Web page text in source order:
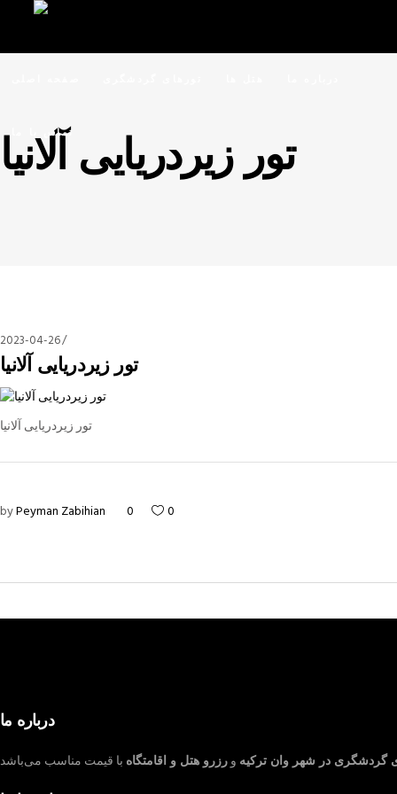
تماس با ما
تور زیردریایی آلانیا
2023-04-26
تور زیردریایی آلانیا
تور زیردریایی آلانیا
byPeyman Zabihian 0 0
درباره ما
گردشگری در شهر وان ترکیه ورزرو هتل و اقامتگاه